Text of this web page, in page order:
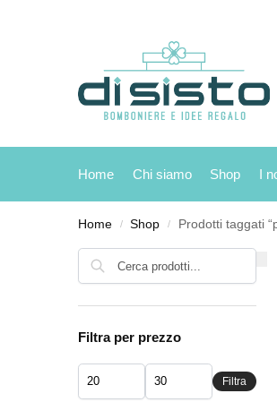
Home Chi siamo Shop I
Home / Shop / Prodotti taggati
Filtra per prezzo
Filtra